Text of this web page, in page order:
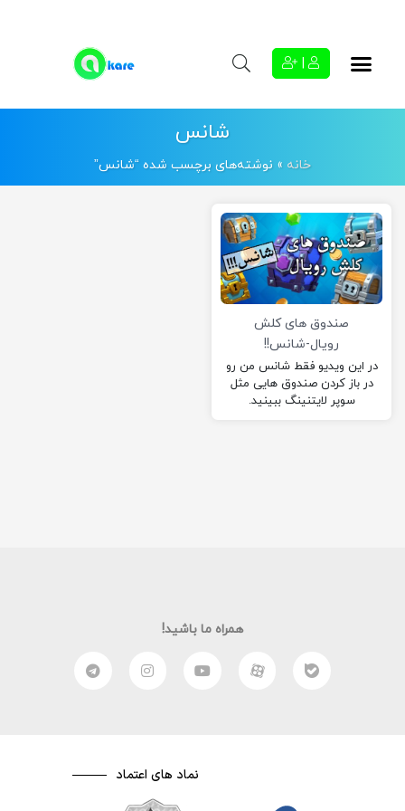
شانس
خانه » نوشته‌های برچسب شده “شانس”
صندوق های کلش
رویال-شانس!!
در این ویدیو فقط شانس من رو
در باز کردن صندوق هایی مثل
سوپر لایتنینگ ببینید.
همراه ما باشید!
نماد های اعتماد